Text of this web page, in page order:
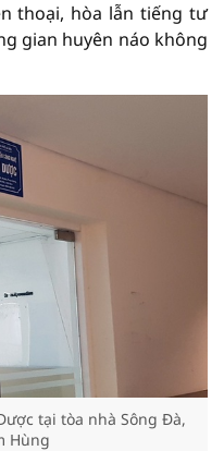
thoại, hòa lẫn tiếng tư
gian huyên náo không
tại tòa nhà Sông Đà,
Hùng